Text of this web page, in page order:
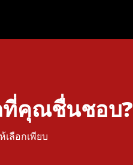
ที่คุณชื่นชอบ?
ลือกเพียบ